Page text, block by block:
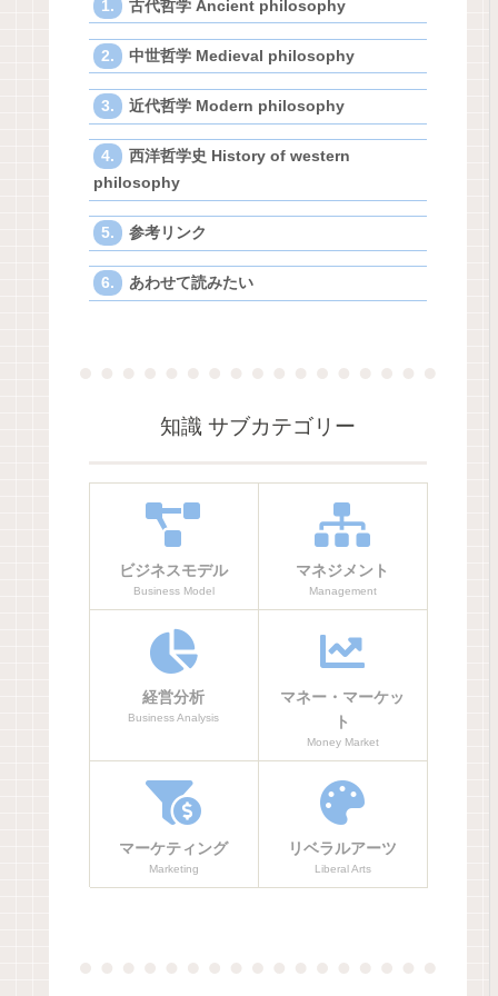
古代哲学 Ancient philosophy
中世哲学 Medieval philosophy
近代哲学 Modern philosophy
西洋哲学史 History of western
philosophy
参考リンク
あわせて読みたい
知識 サブカテゴリー
ビジネスモデル
Business Model
マネジメント
Management
経営分析
Business Analysis
マネー・マーケッ
ト
Money Market
マーケティング
Marketing
リベラルアーツ
Liberal Arts